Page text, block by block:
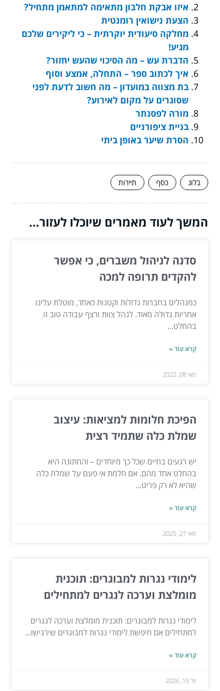
איזו אבקת חלבון מתאימה למתאמן מתחיל?
הצעת נישואין רומנטית
מחלקה סיעודית יוקרתית – כי ליקירים שלכם
מגיע!
הדברת עש – מה הסיכוי שהעש יחזור?
איך לכתוב ספר – התחלה, אמצע וסוף
בת מצווה במועדון – מה חשוב לדעת לפני
שסוגרים על מקום לאירוע?
מורה לפסנתר
בניית ציפורניים
הסרת שיער באופן ביתי
בלוג כסף תיירות
המשך לעוד מאמרים שיוכלו לעזור...
סדנה לניהול משברים, כי אפשר
להקדים תרופה למכה
כמנהלים בחברות גדולות וקטנות כאחד, מוטלת עלינו
אחריות גדולה מאוד. לנהל צוות ורצף עבודה טוב זו
בהחלט...
קרא עוד »
מאי 08, 2022
הפיכת חלומות למציאות: עיצוב
שמלת כלה שתמיד רצית
יש רגעים בחיים שכל כך מיוחדים – והחתונה היא
בהחלט אחד מהם. אם חלמת אי פעם על שמלת כלה
שהיא לא רק פריט...
קרא עוד »
מאי 27, 2025
לימודי נגרות למבוגרים: תוכנית
מומלצת וערכה לנגרים למתחילים
לימודי נגרות למבוגרים: תוכנית מומלצת וערכה לנגרים
למתחילים אם חיפשת לימודי נגרות למבוגרים שירגישו...
קרא עוד »
יול 15, 2026